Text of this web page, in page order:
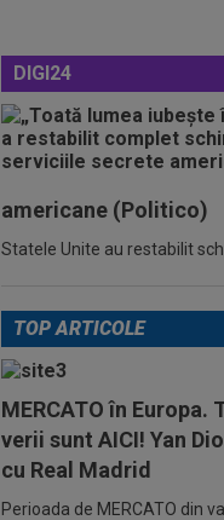
DIGI24
americane (Politico)
Statele Unite au restabilit
TOP ARTICOLE
MERCATO în
verii sunt AICI! Yan
cu Real Madrid
Perioada de MERCATO din